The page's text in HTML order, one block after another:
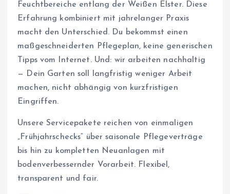
Feuchtbereiche entlang der Weißen Elster. Diese
Erfahrung kombiniert mit jahrelanger Praxis
macht den Unterschied. Du bekommst einen
maßgeschneiderten Pflegeplan, keine generischen
Tipps vom Internet. Und: wir arbeiten nachhaltig
— Dein Garten soll langfristig weniger Arbeit
machen, nicht abhängig von kurzfristigen
Eingriffen.
Unsere Servicepakete reichen von einmaligen
„Frühjahrschecks“ über saisonale Pflegeverträge
bis hin zu kompletten Neuanlagen mit
bodenverbessernder Vorarbeit. Flexibel,
transparent und fair.